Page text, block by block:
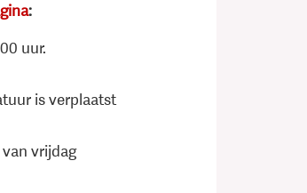
:
uur.
is verplaatst
vrijdag